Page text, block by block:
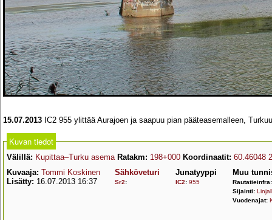
15.07.2013 IC2 955 ylittää Aurajoen ja saapuu pian pääteasemalleen,
Kuvan tiedot
Välillä: Kupittaa–Turku asema Ratakm: 198+000 Koordinaatit: 60.46048
Kuvaaja: Tommi Koskinen
Lisätty: 16.07.2013 16:37
Sähköveturi
Sr2:
Junatyyppi
IC2: 955
Muu
Sijainti:
Vuodenajat: